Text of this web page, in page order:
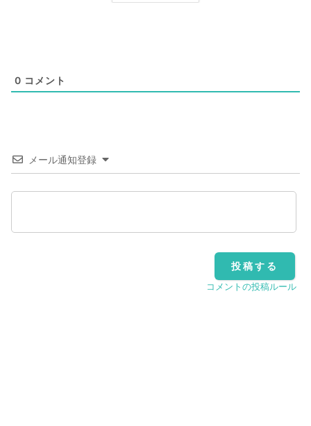
メール通知登録
コメントの投稿ルール
0 コメント